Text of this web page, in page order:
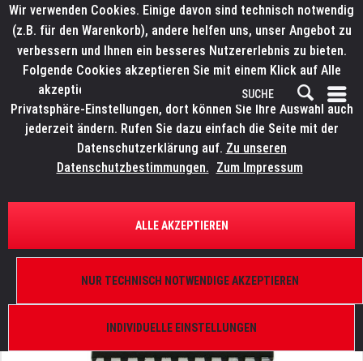
ÜBERSICHT ERSATZTEILE
Wir verwenden Cookies. Einige davon sind technisch notwendig
(z.B. für den Warenkorb), andere helfen uns, unser Angebot zu
verbessern und Ihnen ein besseres Nutzererlebnis zu bieten.
Folgende Cookies akzeptieren Sie mit einem Klick auf Alle
akzeptieren. Weitere Informationen finden Sie in den
Privatsphäre-Einstellungen, dort können Sie Ihre Auswahl auch
jederzeit ändern. Rufen Sie dazu einfach die Seite mit der
Datenschutzerklärung auf. Zu unseren
Datenschutzbestimmungen. Zum Impressum
INDIVIDUELLE EINSTELLUNGEN
NUR TECHNISCH NOTWENDIGE AKZEPTIEREN
ALLE AKZEPTIEREN